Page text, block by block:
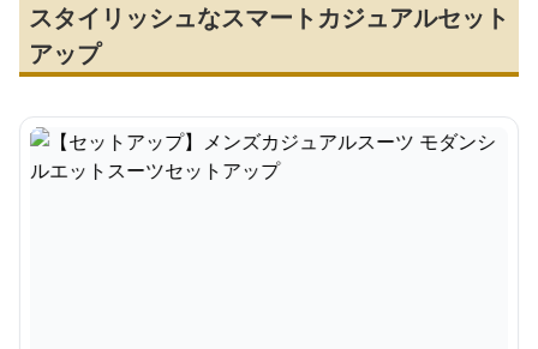
スタイリッシュなスマートカジュアルセット
アップ